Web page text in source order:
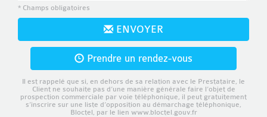
* Champs obligatoires
ENVOYER
Prendre un rendez-vous
Il est rappelé que si, en dehors de sa relation avec le Prestataire, le
Client ne souhaite pas d’une manière générale faire l’objet de
prospection commerciale par voie téléphonique, il peut gratuitement
s’inscrire sur une liste d’opposition au démarchage téléphonique,
Bloctel, par le lien www.bloctel.gouv.fr